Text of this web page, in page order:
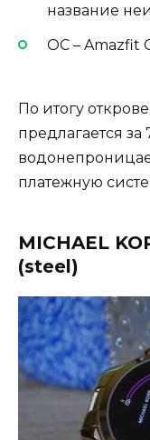
название
ОС – Amazfit
По итогу
предлагается
платежную
MICHAEL
(steel)